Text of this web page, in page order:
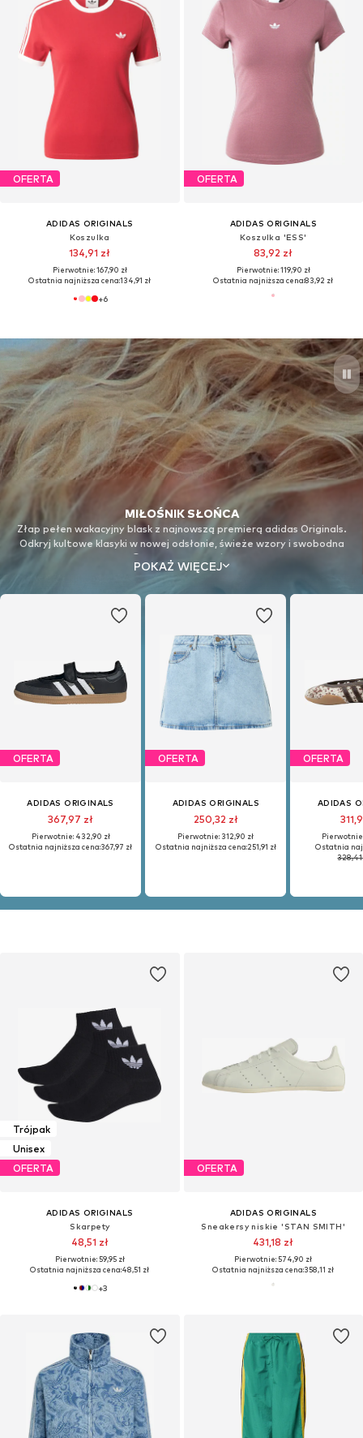
OFERTA
ADIDAS ORIGINALS
Koszulka
134,91 zł
Pierwotnie: 167,90 zł
Ostatnia najniższa cena:134,91 zł
+6
OFERTA
ADIDAS ORIGINALS
Koszulka 'ESS'
83,92 zł
Pierwotnie: 119,90 zł
Ostatnia najniższa cena:83,92 zł
Trójpak
Unisex
OFERTA
ADIDAS ORIGINALS
Skarpety
48,51 zł
Pierwotnie: 59,95 zł
Ostatnia najniższa cena:48,51 zł
+3
OFERTA
ADIDAS ORIGINALS
Sneakersy niskie 'STAN SMITH'
431,18 zł
Pierwotnie: 574,90 zł
Ostatnia najniższa cena:358,11 zł
MIŁOŚNIK SŁOŃCA
Złap pełen wakacyjny blask z najnowszą premierą adidas Originals.
Odkryj kultowe klasyki w nowej odsłonie, świeże wzory i swobodna
moda uliczna już teraz! © Successió Miró / VG Bild-Kunst, Bonn 2026
POKAŻ WIĘCEJ
OFERTA
ADIDAS ORIGINALS
367,97 zł
Pierwotnie: 432,90 zł
Ostatnia najniższa cena:367,97 zł
OFERTA
ADIDAS ORIGINALS
250,32 zł
Pierwotnie: 312,90 zł
Ostatnia najniższa cena:251,91 zł
OFERTA
ADIDAS
Ostatnia
328,41